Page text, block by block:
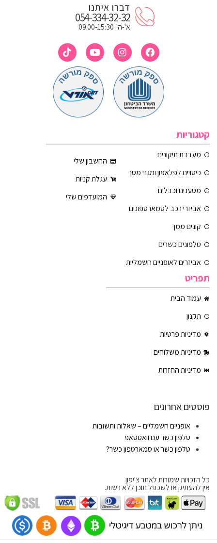
דברו איתנו
054-334-32-32
א'-ה': 09:00-15:30
קטגוריות
מעבדת תיקונים
כיסויים לפלאפון ומגני מסך
מטענים וכבלים
אביזרי רכב לסמארטפונים
קונים ממך
טלפונים כשרים
אביזרים לאופניים חשמליות
החשבון שלי
עגלת קניות
המועדפים שלי
תפריט
עמוד הבית
תקנון
מדיניות פרטיות
מדיניות משלוחים
מדיניות החזרות
פוסטים אחרונים
אופניים חשמליים – שאלות ותשובות
טלפון כשר עם וואטסאפ
טלפון כשר או סמארטפון כשר?
כל הזכויות שמורות לאתר צ'יפון
אין להעתיק או לשכפל תוכן ללא רשות.